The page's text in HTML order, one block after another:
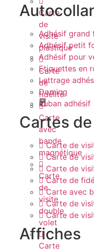
Carte
de
visite
plastique
Carte
de
fidélité
Carte
avec
bande
magnétique
Carte
de
visite
double
volet
Carte
Adhésif grand
Adhésif petit
Adhésif pour
Etiquettes en
Lettrage
Doming
Ruban adhésif
Cartes
Carte de
Carte de
Carte de
Carte de
Carte avec
Carte de
Carte de
Affiches